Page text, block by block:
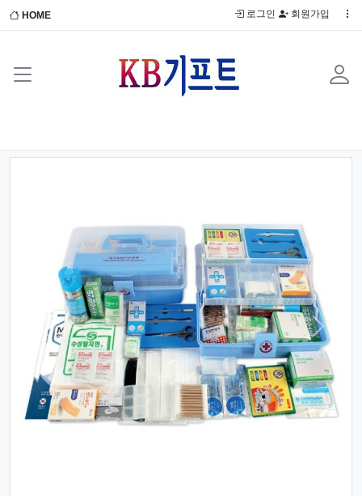
HOME 로그인 회원가입
Previous Next